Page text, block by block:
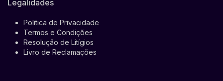
Legalidades
Politica de Privacidade
Termos e Condições
Resolução de Litígios
Livro de Reclamações